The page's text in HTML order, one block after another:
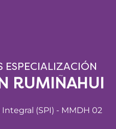
ESPECIALIZACIÓN
RUMIÑAHUI
(SPI) - MMDH 02